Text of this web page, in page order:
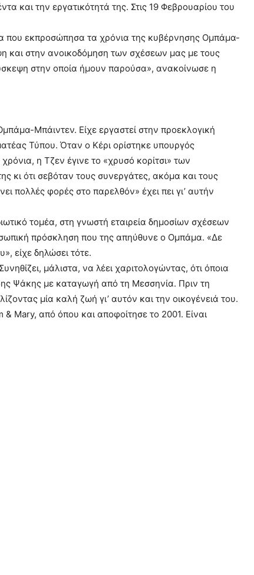
και την εργατικότητά της. Στις 19 Φεβρουαρίου του
που εκπροσώπησα τα χρόνια της κυβέρνησης Ομπάμα-
και στην ανοικοδόμηση των σχέσεων μας με τους
στην οποία ήμουν παρούσα», ανακοίνωσε η
Μπάιντεν. Είχε εργαστεί στην προεκλογική
Τύπου. Όταν ο Κέρι ορίστηκε υπουργός
η Τζεν έγινε το «χρυσό κορίτσι» των
κι ότι σεβόταν τους συνεργάτες, ακόμα και τους
πολλές φορές στο παρελθόν» έχει πει γι’ αυτήν
τομέα, στη γνωστή εταιρεία δημοσίων σχέσεων
πρόσκληση που της απηύθυνε ο Ομπάμα. «Δε
είχε δηλώσει τότε.
μάλιστα, να λέει χαριτολογώντας, ότι όποια
Ψάκης με καταγωγή από τη Μεσσηνία. Πριν τη
μία καλή ζωή γι’ αυτόν και την οικογένειά του.
Mary, από όπου και αποφοίτησε το 2001. Είναι